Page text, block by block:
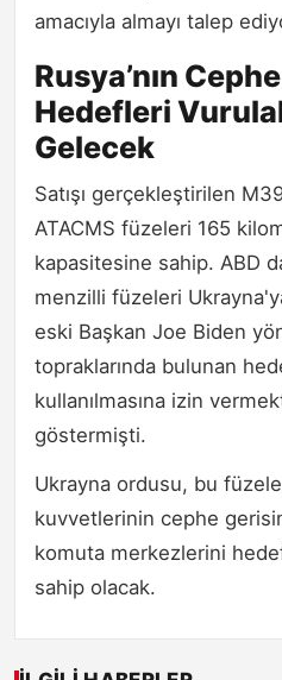
amacıyla almayı talep
Rusya’nın
Hedefleri
Gelecek
Satışı gerçekleştirilen
ATACMS füzeleri 165
kapasitesine sahip. ABD
menzilli füzeleri
eski Başkan Joe Biden
topraklarında bulunan
kullanılmasına izin
göstermişti.
Ukrayna ordusu, bu
kuvvetlerinin cephe
komuta merkezlerini
sahip olacak.